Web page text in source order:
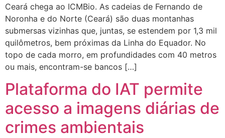
Ceará chega ao ICMBio. As cadeias de Fernando de
Noronha e do Norte (Ceará) são duas montanhas
submersas vizinhas que, juntas, se estendem por 1,3 mil
quilômetros, bem próximas da Linha do Equador. No
topo de cada morro, em profundidades com 40 metros
ou mais, encontram-se bancos […]
Plataforma do IAT permite
acesso a imagens diárias de
crimes ambientais